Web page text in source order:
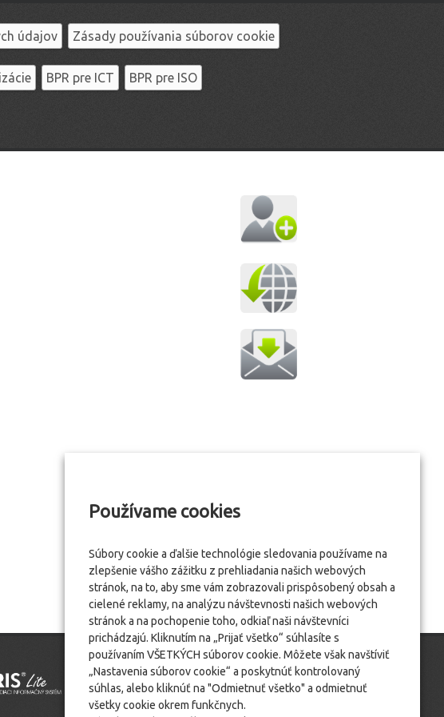
údajov Zásady používania súborov cookie
BPR pre ICT BPR pre ISO
Používame cookies
Súbory cookie a ďalšie technológie sledovania používame na
zlepšenie vášho zážitku z prehliadania našich webových
stránok, na to, aby sme vám zobrazovali prispôsobený obsah a
cielené reklamy, na analýzu návštevnosti našich webových
stránok a na pochopenie toho, odkiaľ naši návštevníci
prichádzajú. Kliknutím na „Prijať všetko“ súhlasíte s
používaním VŠETKÝCH súborov cookie. Môžete však navštíviť
„Nastavenia súborov cookie“ a poskytnúť kontrolovaný
súhlas, alebo kliknúť na "Odmietnuť všetko" a odmietnuť
všetky cookie okrem funkčnych.